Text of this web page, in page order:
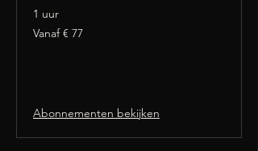
1 uur
Vanaf
77
Vanaf € 77
Abonnementen bekijken